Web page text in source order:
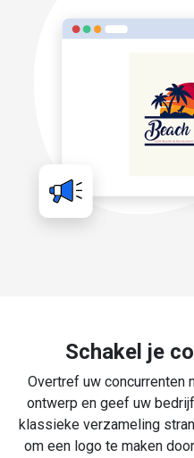
Schakel je
Overtref uw concurrenten
ontwerp en geef uw
klassieke verzameling
om een logo te maken